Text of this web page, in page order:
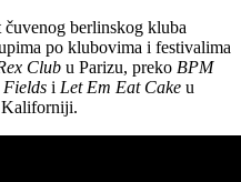
berlinskog kluba
po klubovima i festivalima
Club u Parizu, preko BPM
i Let Em Eat Cake u